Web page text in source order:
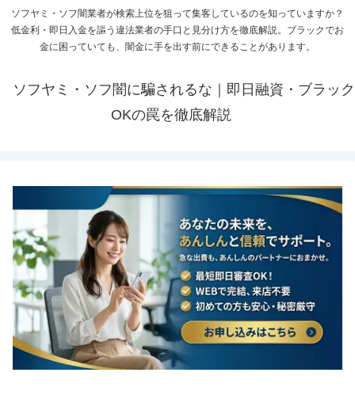
ソフヤミ・ソフ闇業者が検索上位を狙って集客しているのを知っていますか？
低金利・即日入金を謳う違法業者の手口と見分け方を徹底解説。ブラックでお
金に困っていても、闇金に手を出す前にできることがあります。
ソフヤミ・ソフ闇に騙されるな｜即日融資・ブラック
OKの罠を徹底解説